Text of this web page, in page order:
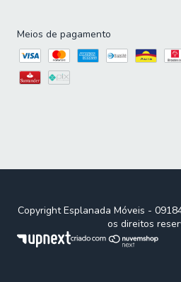
Meios de pagamento
Copyright Esplanada Móveis -
os direitos